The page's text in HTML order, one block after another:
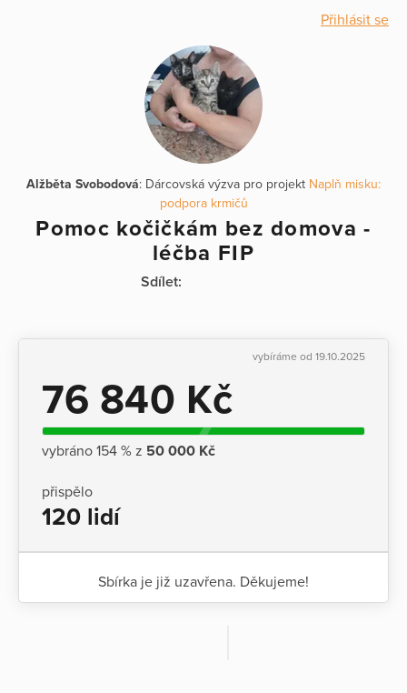
Přihlásit se
Alžběta Svobodová: Dárcovská výzva pro projekt Naplň misku:
podpora krmičů
Pomoc kočičkám bez domova -
léčba FIP
Sdílet:
vybíráme od 19.10.2025
76 840 Kč
vybráno 154 % z 50 000 Kč
přispělo
120 lidí
Sbírka je již uzavřena. Děkujeme!